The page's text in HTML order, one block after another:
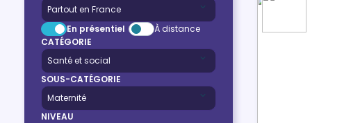
En présentiel
À distance
CATÉGORIE
SOUS-CATÉGORIE
NIVEAU